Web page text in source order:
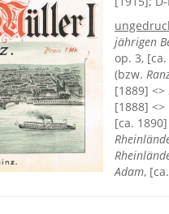
jährigen
op. 3,
(bzw.
[1889] <>
[1888] <>
[ca. 1890]
Adam,